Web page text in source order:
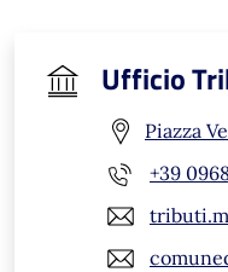
Ufficio
Piazza
+39